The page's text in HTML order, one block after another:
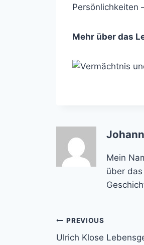
Persönlichkeiten
Mehr über das
Mein
über
Post
PREVIOUS
Ulrich Klose